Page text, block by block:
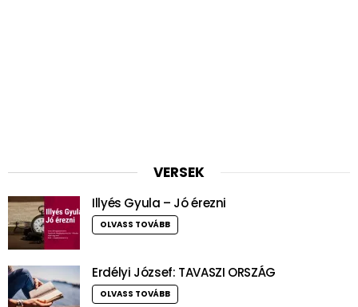
VERSEK
Illyés Gyula – Jó érezni
OLVASS TOVÁBB
Erdélyi József: TAVASZI ORSZÁG
OLVASS TOVÁBB